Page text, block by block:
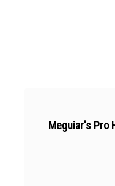
Meguiar's Pro